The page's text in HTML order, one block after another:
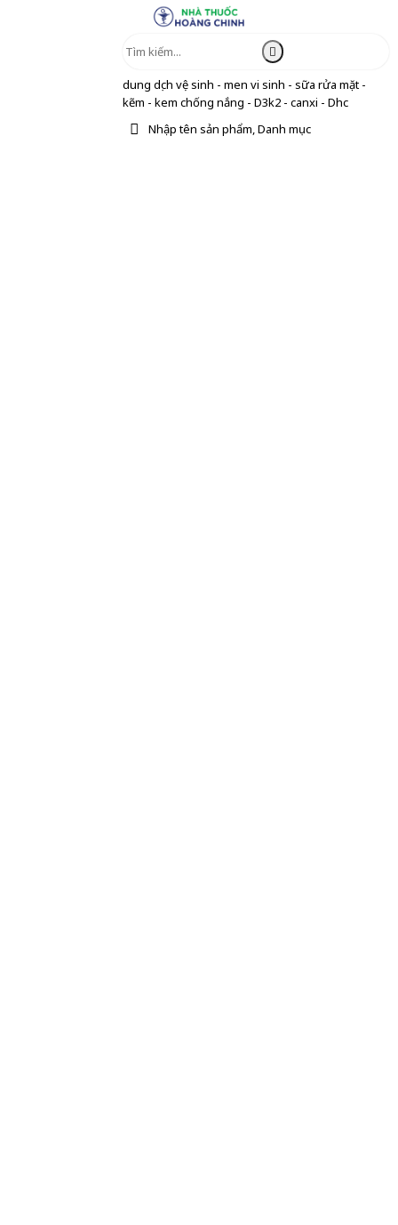
dung dịch vệ sinh - men vi sinh - sữa rửa mặt -
kẽm - kem chống nắng - D3k2 - canxi - Dhc
Nhập tên sản phẩm, Danh mục